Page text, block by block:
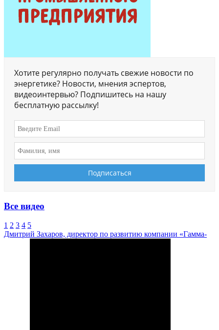
Хотите регулярно получать свежие новости по
энергетике? Новости, мнения эспертов,
видеоинтервью? Подпишитесь на нашу
бесплатную рассылку!
Все видео
1 2 3 4 5
Дмитрий Захаров, директор по развитию компании «Гамма-